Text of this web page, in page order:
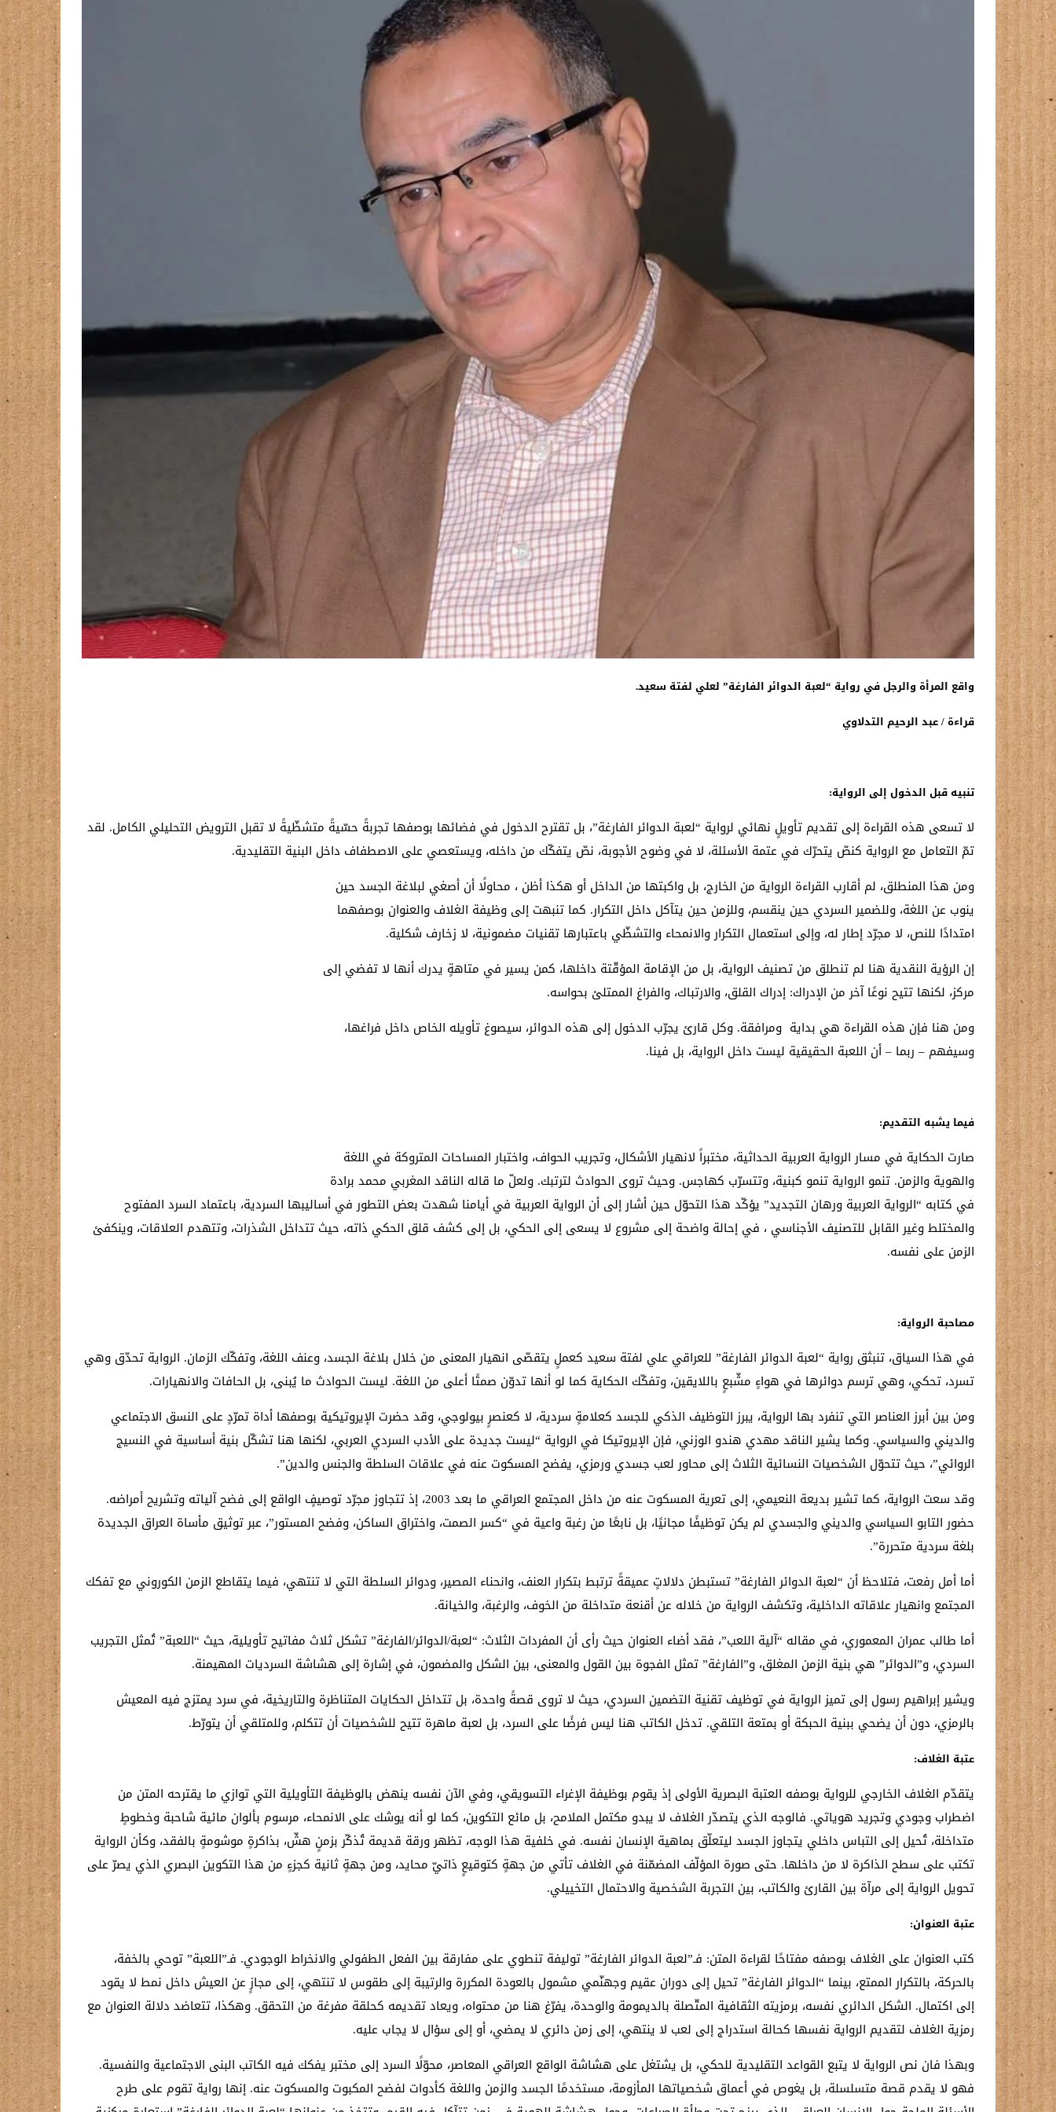
واقع المرأة والرجل في رواية “لعبة الدوائر الفارغة” لعلي لفتة سعيد.
قراءة / عبد الرحيم التدلاوي
تنبيه قبل الدخول إلى الرواية:
لا تسعى هذه القراءة إلى تقديم تأويلٍ نهائي لرواية “لعبة الدوائر الفارغة”، بل تقترح الدخول في فضائها بوصفها تجربةً حسّيةً متشظّيةً لا تقبل الترويض التحليلي الكامل. لقد
تمّ التعامل مع الرواية كنصّ يتحرّك في عتمة الأسئلة، لا في وضوح الأجوبة، نصّ يتفكّك من داخله، ويستعصي على الاصطفاف داخل البنية التقليدية.
ومن هذا المنطلق، لم أقارب القراءة الرواية من الخارج، بل واكبتها من الداخل أو هكذا أظن ، محاولًا أن أصغي لبلاغة الجسد حين
ينوب عن اللغة، وللضمير السردي حين ينقسم، وللزمن حين يتآكل داخل التكرار. كما تنبهت إلى وظيفة الغلاف والعنوان بوصفهما
امتدادًا للنص، لا مجرّد إطار له، وإلى استعمال التكرار والانمحاء والتشظّي باعتبارها تقنيات مضمونية، لا زخارف شكلية.
إن الرؤية النقدية هنا لم تنطلق من تصنيف الرواية، بل من الإقامة المؤقّتة داخلها، كمن يسير في متاهةٍ يدرك أنها لا تفضي إلى
مركز، لكنها تتيح نوعًا آخر من الإدراك: إدراك القلق، والارتباك، والفراغ الممتلئ بحواسه.
ومن هنا فإن هذه القراءة هي بداية ومرافقة. وكل قارئ يجرّب الدخول إلى هذه الدوائر، سيصوغ تأويله الخاص داخل فراغها،
وسيفهم – ربما – أن اللعبة الحقيقية ليست داخل الرواية، بل فينا.
فيما يشبه التقديم:
صارت الحكاية في مسار الرواية العربية الحداثية، مختبراً لانهيار الأشكال، وتجريب الحواف، واختبار المساحات المتروكة في اللغة
والهوية والزمن. تنمو الرواية تنمو كبنية، وتتسرّب كهاجس. وحيث تروى الحوادث لترتبك. ولعلّ ما قاله الناقد المغربي محمد برادة
في كتابه “الرواية العربية ورهان التجديد” يؤكّد هذا التحوّل حين أشار إلى أن الرواية العربية في أيامنا شهدت بعض التطور في أساليبها السردية، باعتماد السرد المفتوح
والمختلط وغير القابل للتصنيف الأجناسي ، في إحالة واضحة إلى مشروع لا يسعى إلى الحكي، بل إلى كشف قلق الحكي ذاته، حيث تتداخل الشذرات، وتتهدم العلاقات، وينكفئ
الزمن على نفسه.
مصاحبة الرواية:
في هذا السياق، تنبثق رواية “لعبة الدوائر الفارغة” للعراقي علي لفتة سعيد كعملٍ يتقصّى انهيار المعنى من خلال بلاغة الجسد، وعنف اللغة، وتفكّك الزمان. الرواية تحدّق وهي
تسرد، تحكي، وهي ترسم دوائرها في هواءٍ مشّبعٍ باللايقين، وتفكّك الحكاية كما لو أنها تدوّن صمتًا أعلى من اللغة. ليست الحوادث ما يُبنى، بل الحافات والانهيارات.
ومن بين أبرز العناصر التي تنفرد بها الرواية، يبرز التوظيف الذكي للجسد كعلامةٍ سردية، لا كعنصرٍ بيولوجي، وقد حضرت الإيروتيكية بوصفها أداة تمرّدٍ على النسق الاجتماعي
والديني والسياسي. وكما يشير الناقد مهدي هندو الوزني، فإن الإيروتيكا في الرواية “ليست جديدة على الأدب السردي العربي، لكنها هنا تشكّل بنية أساسية في النسيج
الروائي”، حيث تتحوّل الشخصيات النسائية الثلاث إلى محاور لعب جسدي ورمزي، يفضح المسكوت عنه في علاقات السلطة والجنس والدين”.
وقد سعت الرواية، كما تشير بديعة النعيمي، إلى تعرية المسكوت عنه من داخل المجتمع العراقي ما بعد 2003، إذ تتجاوز مجرّد توصيفٍ الواقع إلى فضح آلياته وتشريح أمراضه.
حضور التابو السياسي والديني والجسدي لم يكن توظيفًا مجانيًا، بل نابعًا من رغبة واعية في “كسر الصمت، واختراق الساكن، وفضح المستور”، عبر توثيق مأساة العراق الجديدة
بلغة سردية متحررة”.
أما أمل رفعت، فتلاحظ أن “لعبة الدوائر الفارغة” تستبطن دلالاتٍ عميقةً ترتبط بتكرار العنف، وانحناء المصير، ودوائر السلطة التي لا تنتهي، فيما يتقاطع الزمن الكوروني مع تفكك
المجتمع وانهيار علاقاته الداخلية، وتكشف الرواية من خلاله عن أقنعة متداخلة من الخوف، والرغبة، والخيانة.
أما طالب عمران المعموري، في مقاله “آلية اللعب”، فقد أضاء العنوان حيث رأى أن المفردات الثلاث: “لعبة/الدوائر/الفارغة” تشكل ثلاث مفاتيح تأويلية، حيث “اللعبة” تُمثل التجريب
السردي، و”الدوائر” هي بنية الزمن المغلق، و”الفارغة” تمثل الفجوة بين القول والمعنى، بين الشكل والمضمون، في إشارة إلى هشاشة السرديات المهيمنة.
ويشير إبراهيم رسول إلى تميز الرواية في توظيف تقنية التضمين السردي، حيث لا تروى قصةً واحدة، بل تتداخل الحكايات المتناظرة والتاريخية، في سرد يمتزج فيه المعيش
بالرمزي، دون أن يضحي ببنية الحبكة أو بمتعة التلقي. تدخل الكاتب هنا ليس فرضًا على السرد، بل لعبة ماهرة تتيح للشخصيات أن تتكلم، وللمتلقي أن يتورّط.
عتبة الغلاف:
يتقدّم الغلاف الخارجي للرواية بوصفه العتبة البصرية الأولى إذ يقوم بوظيفة الإغراء التسويقي، وفي الآن نفسه ينهض بالوظيفة التأويلية التي توازي ما يقترحه المتن من
اضطراب وجودي وتجريد هوياتي. فالوجه الذي يتصدّر الغلاف لا يبدو مكتمل الملامح، بل مائع التكوين، كما لو أنه يوشك على الانمحاء، مرسوم بألوان مائية شاحبة وخطوطٍ
متداخلة، تُحيل إلى التباس داخلي يتجاوز الجسد ليتعلّق بماهية الإنسان نفسه. في خلفية هذا الوجه، تظهر ورقة قديمة تُذكّر بزمنٍ هشّ، بذاكرةٍ موشومةٍ بالفقد، وكأن الرواية
تكتب على سطح الذاكرة لا من داخلها. حتى صورة المؤلّف المضمّنة في الغلاف تأتي من جهةٍ كتوقيعٍ ذاتيّ محايد، ومن جهةٍ ثانية كجزءٍ من هذا التكوين البصري الذي يصرّ على
تحويل الرواية إلى مرآة بين القارئ والكاتب، بين التجربة الشخصية والاحتمال التخييلي.
عتبة العنوان:
كتب العنوان على الغلاف بوصفه مفتاحًا لقراءة المتن: فـ”لعبة الدوائر الفارغة” توليفة تنطوي على مفارقة بين الفعل الطفولي والانخراط الوجودي. فـ”اللعبة” توحي بالخفة،
بالحركة، بالتكرار الممتع، بينما “الدوائر الفارغة” تحيل إلى دوران عقيم وجهنّمي مشمول بالعودة المكررة والرتيبة إلى طقوس لا تنتهي، إلى مجازٍ عن العيش داخل نمط لا يقود
إلى اكتمال. الشكل الدائري نفسه، برمزيته الثقافية المتّصلة بالديمومة والوحدة، يفرّغ هنا من محتواه، ويعاد تقديمه كحلقة مفرغة من التحقق. وهكذا، تتعاضد دلالة العنوان مع
رمزية الغلاف لتقديم الرواية نفسها كحالة استدراج إلى لعب لا ينتهي، إلى زمن دائري لا يمضي، أو إلى سؤال لا يجاب عليه.
وبهذا فان نص الرواية لا يتبع القواعد التقليدية للحكي، بل يشتغل على هشاشة الواقع العراقي المعاصر، محوّلًا السرد إلى مختبر يفكك فيه الكاتب البنى الاجتماعية والنفسية.
فهو لا يقدم قصة متسلسلة، بل يغوص في أعماق شخصياتها المأزومة، مستخدمًا الجسد والزمن واللغة كأدوات لفضح المكبوت والمسكوت عنه. إنها رواية تقوم على طرح